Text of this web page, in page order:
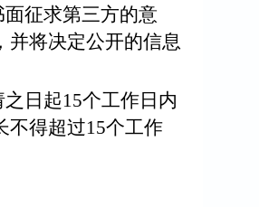
征求第三方的意
并将决定公开的信息
日起15个工作日内
不得超过15个工作